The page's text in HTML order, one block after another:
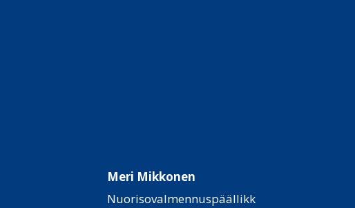
Meri Mikkonen
Nuorisovalmennuspäällikk